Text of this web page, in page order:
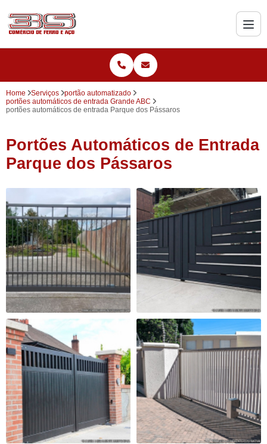
Home Serviços
portão automatizado
portões automáticos de entrada Grande ABC
portões automáticos de entrada Parque dos Pássaros
Portões Automáticos de Entrada
Parque dos Pássaros